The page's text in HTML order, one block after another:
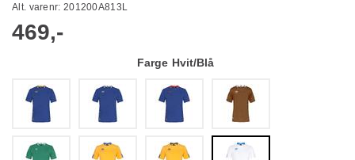
Alt. varenr: 201200A813L
469,-
Farge Hvit/Blå